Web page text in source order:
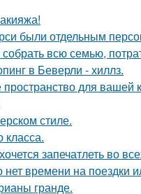
были отдельным
всю семью,
в Беверли - хиллз.
для вашей
стиле.
класса.
запечатлеть во
времени на поездки
гранде.